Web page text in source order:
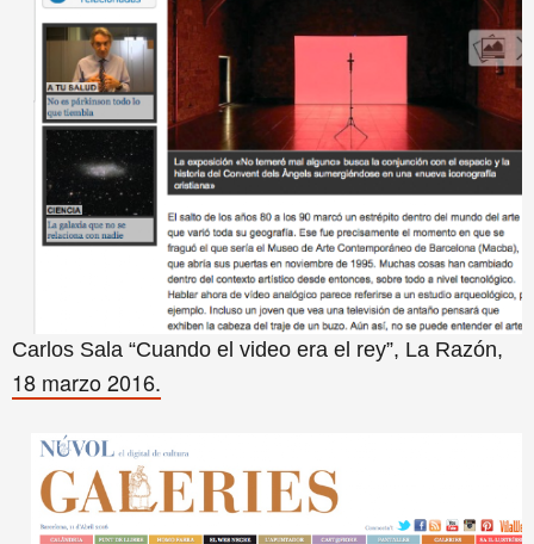
Carlos Sala “Cuando el video era el rey”, La Razón,
18 marzo 2016.